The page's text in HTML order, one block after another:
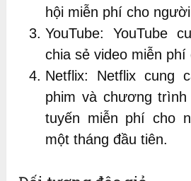
hội miễn phí cho
YouTube: YouTube
chia sẻ video miễn
Netflix: Netflix cung
phim và chương
tuyến miễn phí cho
một tháng đầu tiên.